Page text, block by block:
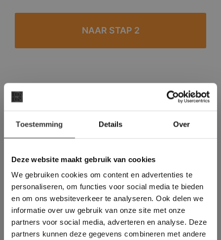
Toestemming Details Over
Deze website maakt gebruik van cookies
We gebruiken cookies om content en advertenties te
personaliseren, om functies voor social media te bieden
en om ons websiteverkeer te analyseren. Ook delen we
informatie over uw gebruik van onze site met onze
partners voor social media, adverteren en analyse. Deze
partners kunnen deze gegevens combineren met andere
#1 in de categorie vloeren op Trustpilot
Binnen 24 uur een passende offerte
Meer dan 500 m2 showroom
Deze website maakt
gebruik van cookies.
This Cookie Banner was deleted and is no
longer working. Please contact the website
administrator.
Deze website gebruikt cookies om de
gebruikerservaring te verbeteren. Door
gebruik te maken van onze website geeft u
toestemming voor alle cookies in
overeenstemming met ons cookiebeleid.Lees
verder